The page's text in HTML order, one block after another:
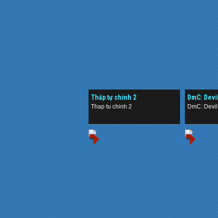
Thấp tự chinh 2
Thap tu chinh 2
DmC:
DmC: